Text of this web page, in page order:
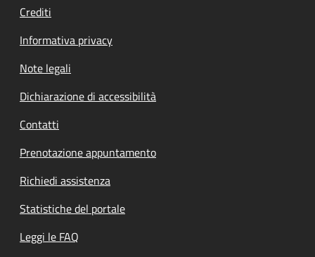
Crediti
Informativa privacy
Note legali
Dichiarazione di accessibilità
Contatti
Prenotazione appuntamento
Richiedi assistenza
Statistiche del portale
Leggi le FAQ